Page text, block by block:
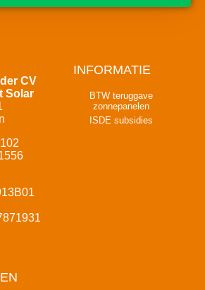
CV
Solar
INFORMATIE
BTW teruggave
zonnepanelen
ISDE subsidies